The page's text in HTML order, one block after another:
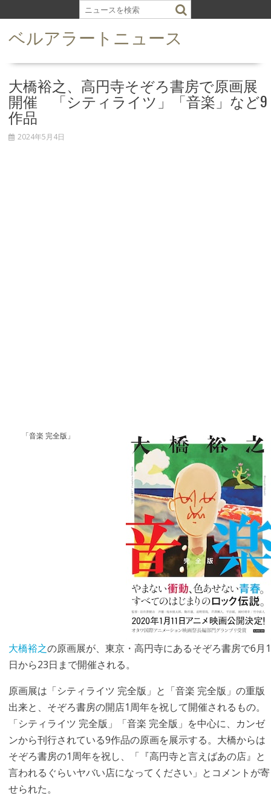
k
ベルアラートニュース
大橋裕之、高円寺そぞろ書房で原画展
開催 「シティライツ」「音楽」など9
作品
2024年5月4日
「音楽 完全版」
大橋裕之の原画展が、東京・高円寺にあるそぞろ書房で6月1
日から23日まで開催される。
原画展は「シティライツ 完全版」と「音楽 完全版」の重版
出来と、そぞろ書房の開店1周年を祝して開催されるもの。
「シティライツ 完全版」「音楽 完全版」を中心に、カンゼ
ンから刊行されている9作品の原画を展示する。大橋からは
そぞろ書房の1周年を祝し、「『高円寺と言えばあの店』と
言われるぐらいヤバい店になってください」とコメントが寄
せられた。